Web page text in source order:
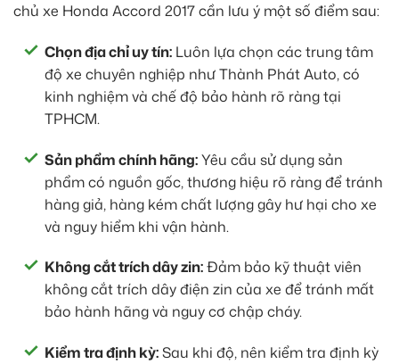
chủ xe Honda Accord 2017 cần lưu ý một số điểm sau:
Chọn địa chỉ uy tín: Luôn lựa chọn các trung tâm
độ xe chuyên nghiệp như Thành Phát Auto, có
kinh nghiệm và chế độ bảo hành rõ ràng tại
TPHCM.
Sản phẩm chính hãng:Yêu cầu sử dụng sản
phẩm có nguồn gốc, thương hiệu rõ ràng để tránh
hàng giả, hàng kém chất lượng gây hư hại cho xe
và nguy hiểm khi vận hành.
Không cắt trích dây zin:Đảm bảo kỹ thuật viên
không cắt trích dây điện zin của xe để tránh mất
bảo hành hãng và nguy cơ chập cháy.
Kiểm tra định kỳ:Sau khi độ, nên kiểm tra định kỳ